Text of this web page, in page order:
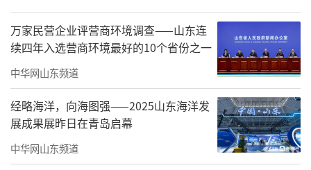
刘玮是山东职业围棋的开创者，运作山东
围棋队已24年，也是中国棋坛公认的市场运营
高手，目前掌管着四支甲级职业棋队，也是山
东男女围棋队的领队。他是潍坊临朐人，此次
回乡助力围棋事业，当选新任会长，可谓众望
所归、名副其实。在新一届协会领导班子产生
后，刘玮的表态发言情真意切，打动人心。
万家民营企业评营商环境调查——山东连
续四年入选营商环境最好的10个省份之一
中华网山东频道
经略海洋，向海图强——2025山东海洋发
展成果展昨日在青岛启幕
中华网山东频道